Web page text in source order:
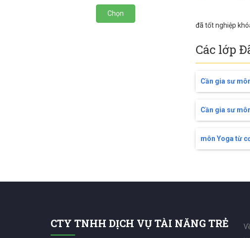
Chọn
đã tốt nghiệp
Các lớp
Cần gia sư
Cần gia sư
môn Yoga từ
CTY TNHH DỊCH VỤ TÀI NĂNG TRẺ